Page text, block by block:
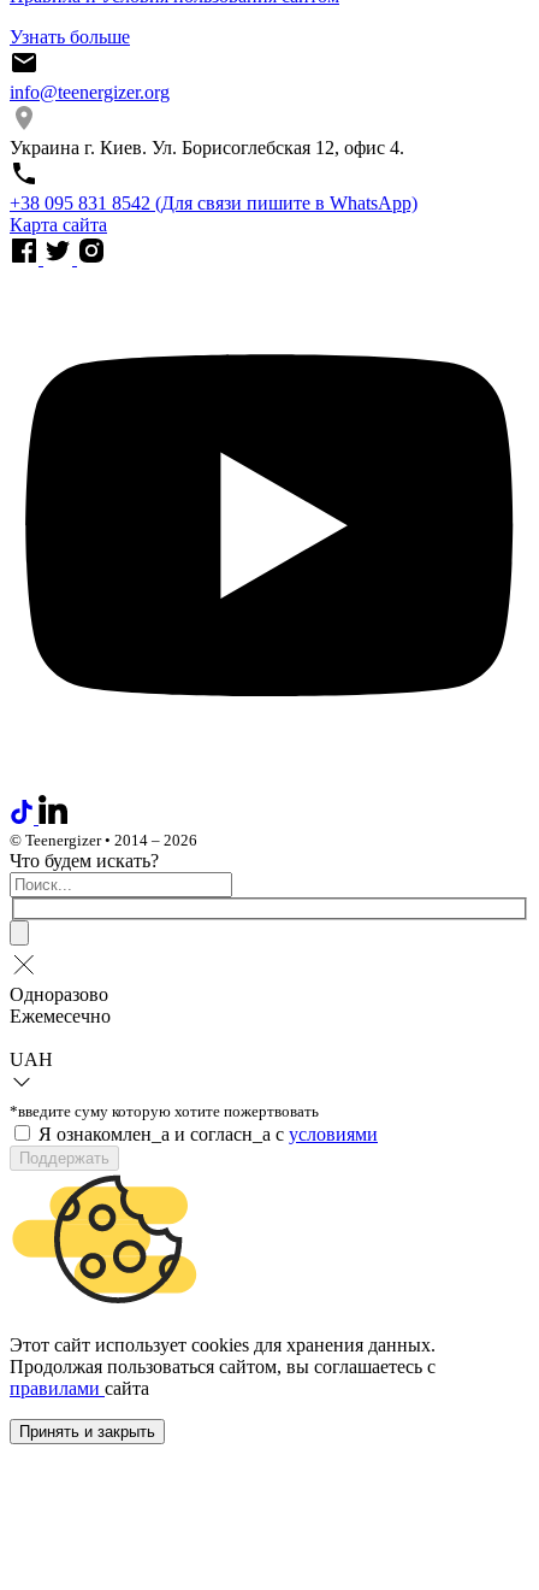
Узнать больше
info@teenergizer.org
Украина г. Киев. Ул. Борисоглебская 12, офис 4.
⁨+38 095 831 8542⁩ (Для связи пишите в WhatsApp)
Карта сайта
© Teenergizer • 2014 – 2026
Что будем искать?
Одноразово
Ежемесечно
UAH
*введите суму которую хотите пожертвовать
Я ознакомлен_а и согласн_а c условиями
Поддержать
Этот сайт использует cookies для хранения данных.
Продолжая пользоваться сайтом, вы соглашаетесь с
правилами сайта
Принять и закрыть